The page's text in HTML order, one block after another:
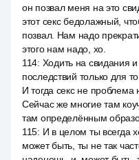
он позвал меня на это
этот секс бедолажный,
позвал. Нам надо
этого нам надо, хо.
114: Ходить на свидания
последствий только для
И тогда секс не проблема
Сейчас же многие там
там определённым
115: И в целом ты всегда
может быть, ты не так